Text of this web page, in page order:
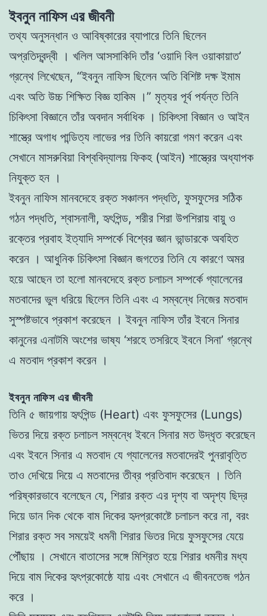
ইবনুন নাফিস এর জীবনী
তথ্য অনুসন্ধান ও আবিষ্কারের ব্যাপারে তিনি ছিলেন
অপ্রতিদ্বন্দ্বী । খলিল আসসাকিদি তাঁর ‘ওয়াদি বিল ওয়াকায়াত’
গ্রন্থে লিখেছেন, “ইবনুন নাফিস ছিলেন অতি বিশিষ্ট দক্ষ ইমাম
এবং অতি উচ্চ শিক্ষিত বিজ্ঞ হাকিম ।” মৃত্যর পূর্ব পর্যন্ত তিনি
চিকিৎসা বিজ্ঞানে তাঁর অবদান সর্বাধিক । চিকিৎসা বিজ্ঞান ও আইন
শাস্ত্রে অগাধ পান্ডিত্য লাভের পর তিনি কায়রো গমণ করেন এবং
সেখানে মাসরুবিয়া বিশ্ববিদ্যালয় ফিকহ (আইন) শাস্ত্রের অধ্যাপক
নিযুক্ত হন ।
ইবনুন নাফিস মানবদেহে রক্ত সঞ্চালন পদ্ধতি, ফুসফুসের সঠিক
গঠন পদ্ধতি, শ্বাসনালী, হৃৎপিন্ড, শরীর শিরা উপশিরায় বায়ু ও
রক্তের প্রবাহ ইত্যাদি সম্পর্কে বিশ্বের জ্ঞান ভান্ডারকে অবহিত
করেন । আধুনিক চিকিৎসা বিজ্ঞান জগতের তিনি যে কারণে অমর
হয়ে আছেন তা হলো মানবদেহে রক্ত চলাচল সম্পর্কে গ্যালেনের
মতবাদের ভুল ধরিয়ে ছিলেন তিনি এবং এ সম্বন্ধে নিজের মতবাদ
সুস্পষ্টভাবে প্রকাশ করেছেন । ইবনুন নাফিস তাঁর ইবনে সিনার
কানুনের এনাটমি অংশের ভাষ্য ‘শরহে তসরিহে ইবনে সিনা’ গ্রন্থে
এ মতবাদ প্রকাশ করেন ।
ইবনুন নাফিস এর জীবনী
তিনি ৫ জায়গায় হৃৎপিন্ড (Heart) এবং ফুসফুসের (Lungs)
ভিতর দিয়ে রক্ত চলাচল সম্বন্ধে ইবনে সিনার মত উদ্ধৃত করেছেন
এবং ইবনে সিনার এ মতবাদ যে গ্যালেনের মতবাদেরই পুনরাবৃত্তি
তাও দেখিয়ে দিয়ে এ মতবাদের তীব্র প্রতিবাদ করেছেন । তিনি
পরিষ্কারভাবে বলেছেন যে, শিরার রক্ত এর দৃশ্য বা অদৃশ্য ছিদ্র
দিয়ে ডান দিক থেকে বাম দিকের হৃদপ্রকোষ্টে চলাচল করে না, বরং
শিরার রক্ত সব সময়েই ধমনী শিরার ভিতর দিয়ে ফুসফুসের যেয়ে
পৌঁছায় । সেখানে বাতাসের সঙ্গে মিশ্রিত হয়ে শিরার ধমনীর মধ্য
দিয়ে বাম দিকের ‍হৃৎপ্রকোষ্ঠে যায় এবং সেখানে এ জীবনতেজ গঠন
করে ।